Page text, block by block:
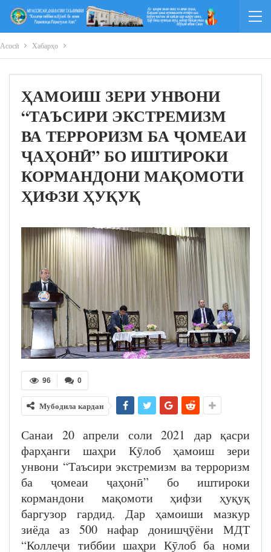
Асосӣ Хабарҳо
ҲАМОИШ ЗЕРИ УНВОНИ
“ТАЪСИРИ ЭКСТРЕМИЗМ
ВА ТЕРРОРИЗМ БА ҶОМЕАИ
ҶАҲОНӢ” БО ИШТИРОКИ
КОРМАНДОНИ МАҚОМОТИ
ҲИФЗИ ҲУҚУҚ
0
96
Мубодила кардан
Санаи 20 апрели соли 2021 дар қасри
фарҳанги шаҳри Кӯлоб ҳамоиш зери
унвони “Таъсири экстремизм ва терроризм
ба ҷомеаи ҷаҳонӣ” бо иштироки
кормандони мақомоти ҳифзи ҳуқуқ
баргузор гардид. Дар ҳамоиши мазкур
зиёда аз 500 нафар донишҷӯёни МДТ
“Коллеҷи тиббии шаҳри Кӯлоб ба номи